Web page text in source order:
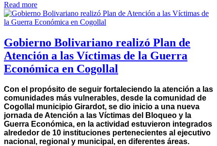
Read more
Gobierno Bolivariano realizó Plan de
Atención a las Víctimas de la Guerra
Económica en Cogollal
Con el propósito de seguir fortaleciendo la atención a las
comunidades más vulnerables, desde la comunidad de
Cogollal municipio Girardot, se dio inicio a una nueva
jornada de Atención a las Víctimas del Bloqueo y la
Guerra Económica, en la actividad estuvieron integrados
alrededor de 10 instituciones pertenecientes al ejecutivo
nacional, regional y municipal, en diferentes áreas.